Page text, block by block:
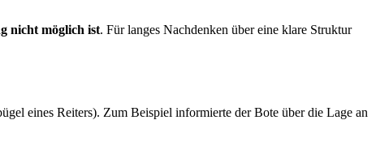
nicht möglich ist. Für langes Nachdenken über eine klare Struktur
eines Reiters). Zum Beispiel informierte der Bote über die Lage an